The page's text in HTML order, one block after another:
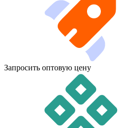
Запросить оптовую цену